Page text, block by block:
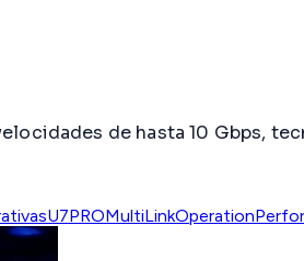
de hasta 10 Gbps,
U7PROMultiLinkOperation